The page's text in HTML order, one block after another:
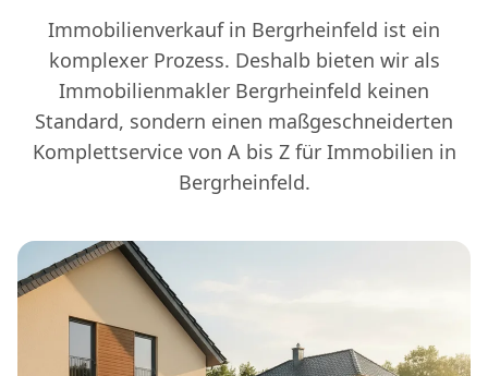
Immobilienverkauf in Bergrheinfeld ist ein
komplexer Prozess. Deshalb bieten wir als
Immobilienmakler Bergrheinfeld keinen
Standard, sondern einen maßgeschneiderten
Komplettservice von A bis Z für Immobilien in
Bergrheinfeld.